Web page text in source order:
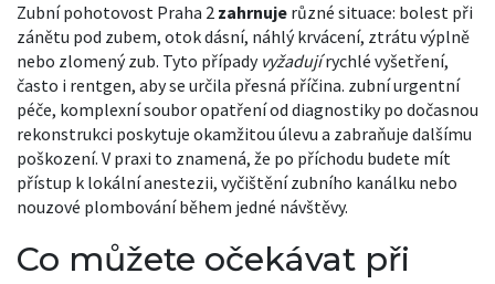
Zubní pohotovost Praha 2 zahrnuje různé situace: bolest při
zánětu pod zubem, otok dásní, náhlý krvácení, ztrátu výplně
nebo zlomený zub. Tyto případy vyžadujírychlé vyšetření,
často i rentgen, aby se určila přesná příčina. zubní urgentní
péče, komplexní soubor opatření od diagnostiky po dočasnou
rekonstrukci poskytuje okamžitou úlevu a zabraňuje dalšímu
poškození. V praxi to znamená, že po příchodu budete mít
přístup k lokální anestezii, vyčištění zubního kanálku nebo
nouzové plombování během jedné návštěvy.
Co můžete očekávat při